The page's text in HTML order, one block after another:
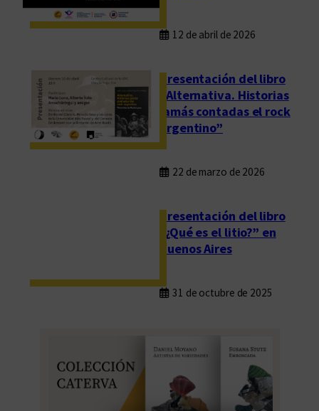
12 de abril de 2026
Presentación del libro
“Alternativa. Historias
jamás contadas el rock
argentino”
22 de marzo de 2026
Presentación del libro
“¿Qué es el litio?” en
Buenos Aires
31 de octubre de 2025